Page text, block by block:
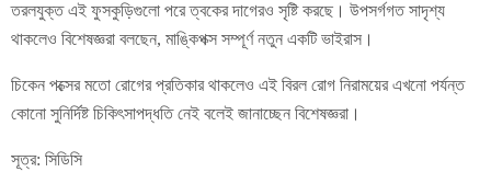
তরলযুক্ত এই ফুসকুড়িগুলো পরে ত্বকের দাগেরও সৃষ্টি করছে। উপসর্গগত সাদৃশ্য
থাকলেও বিশেষজ্ঞরা বলছেন, মাঙ্কিপক্স সম্পূর্ণ নতুন একটি ভাইরাস।
চিকেন পক্সের মতো রোগের প্রতিকার থাকলেও এই বিরল রোগ নিরাময়ের এখনো পর্যন্ত
কোনো সুনির্দিষ্ট চিকিৎসাপদ্ধতি নেই বলেই জানাচ্ছেন বিশেষজ্ঞরা।
সূত্র: সিডিসি